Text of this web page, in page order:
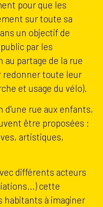
pour que les
sur toute sa
un objectif de
par les
partage de la rue
redonner toute leur
et usage du vélo).
d’une rue aux enfants,
être proposées :
artistiques,
différents acteurs
cette
habitants à imaginer